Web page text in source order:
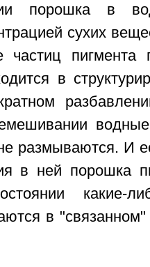
порошка в
сухих
частиц
в
размываются. И
в ней порошка
какие-
в "связанном"